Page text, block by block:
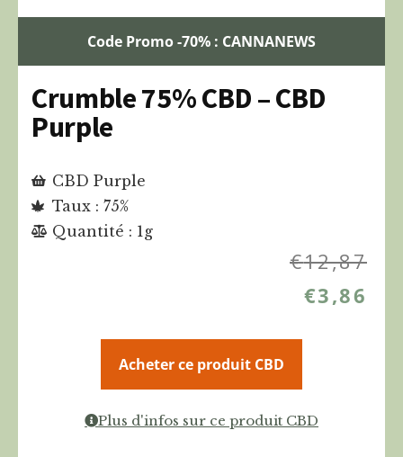
Code Promo -70% : CANNANEWS
Crumble 75% CBD – CBD
Purple
CBD Purple
Taux : 75%
Quantité : 1g
€12,87
€3,86
Acheter ce produit CBD
Plus d'infos sur ce produit CBD